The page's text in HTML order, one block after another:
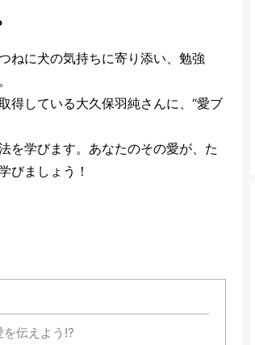
ねに犬の気持ちに寄り添い、勉強
得している大久保羽純さんに、“愛ブ
を学びます。あなたのその愛が、た
びましょう！
伝えよう!?